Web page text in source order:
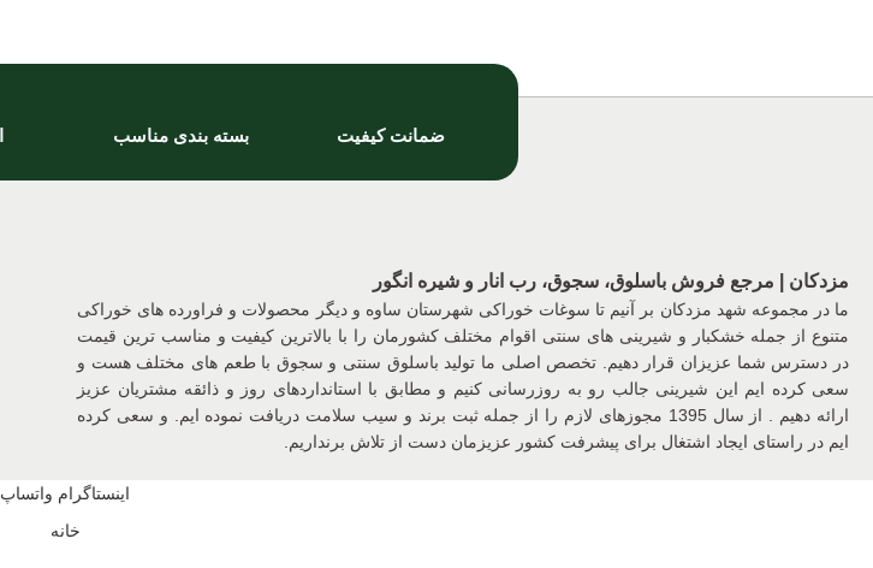
ضمانت کیفیت بسته بندی مناسب
مزدکان | مرجع فروش باسلوق، سجوق، رب انار و شیره انگور
ما در مجموعه شهد مزدکان بر آنیم تا سوغات خوراکی شهرستان ساوه و دیگر محصولات و فراورده های خوراکی
متنوع از جمله خشکبار و شیرینی های سنتی اقوام مختلف کشورمان را با بالاترین کیفیت و مناسب ترین قیمت
در دسترس شما عزیزان قرار دهیم. تخصص اصلی ما تولید باسلوق سنتی و سجوق با طعم های مختلف هست و
سعی کرده ایم این شیرینی جالب رو به روزرسانی کنیم و مطابق با استانداردهای روز و ذائقه مشتریان عزیز
ارائه دهیم . از سال 1395 مجوزهای لازم را از جمله ثبت برند و سیب سلامت دریافت نموده ایم. و سعی کرده
ایم در راستای ایجاد اشتغال برای پیشرفت کشور عزیزمان دست از تلاش برنداریم.
اینستاگرام واتساپ
خانه